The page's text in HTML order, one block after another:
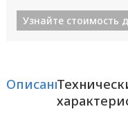
Узнайте стоимость
Описание